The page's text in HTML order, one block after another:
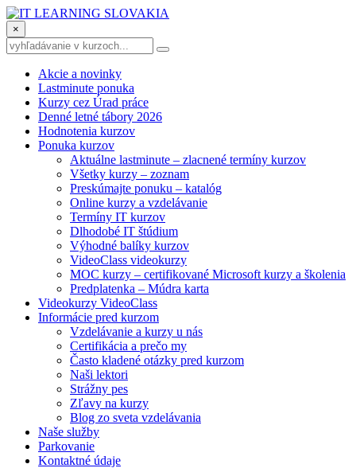
×
Akcie a novinky
Lastminute ponuka
Kurzy cez Úrad práce
Denné letné tábory 2026
Hodnotenia kurzov
Ponuka kurzov
Aktuálne lastminute – zlacnené termíny kurzov
Všetky kurzy – zoznam
Preskúmajte ponuku – katalóg
Online kurzy a vzdelávanie
Termíny IT kurzov
Dlhodobé IT štúdium
Výhodné balíky kurzov
VideoClass videokurzy
MOC kurzy – certifikované Microsoft kurzy a školenia
Predplatenka – Múdra karta
Videokurzy VideoClass
Informácie pred kurzom
Vzdelávanie a kurzy u nás
Certifikácia a prečo my
Často kladené otázky pred kurzom
Naši lektori
Strážny pes
Zľavy na kurzy
Blog zo sveta vzdelávania
Naše služby
Parkovanie
Kontaktné údaje